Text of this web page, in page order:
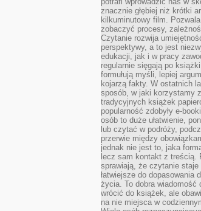
znacznie głębiej niż krótki
kilkuminutowy film.
zobaczyć procesy,
Czytanie rozwija
perspektywy, a to jest
edukacji, jak i w pracy
regularnie sięgają po
formułują myśli, lepiej
kojarzą fakty. W ostatnich
sposób, w jaki korzystamy
tradycyjnych książek
popularność zdobyły e-
osób to duże ułatwienie,
lub czytać w podróży,
przerwie między
jednak nie jest to, jaka
lecz sam kontakt z treścią.
sprawiają, że czytanie
łatwiejsze do dopasowania
życia. To dobra
wrócić do książek, ale
na nie miejsca w